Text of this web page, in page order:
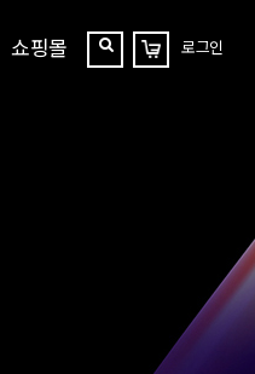
쇼핑몰
찾
장
바
로그인